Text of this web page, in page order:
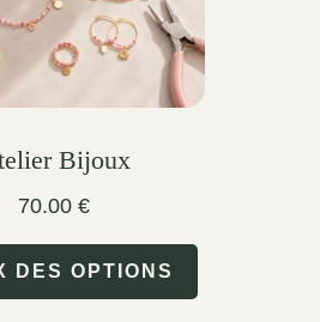
Bijoux
70.00€
DES OPTIONS
product